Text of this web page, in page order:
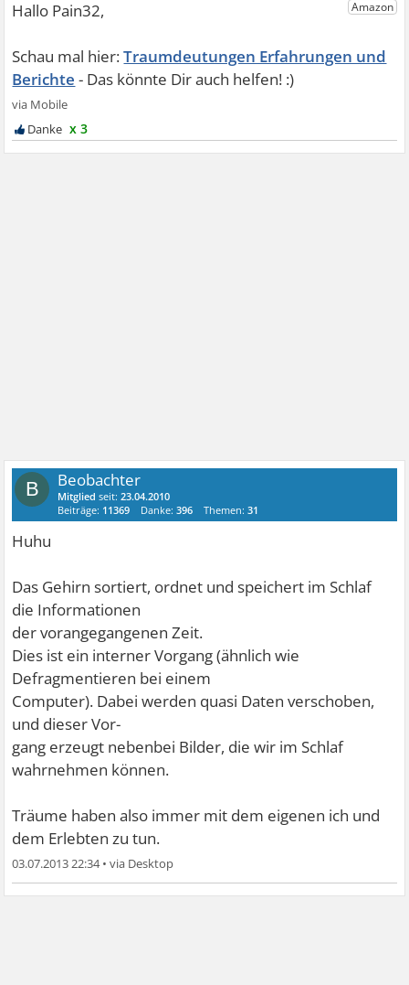
Traumdeutungen Erfahrungen und
Berichte
x 3
B Beobachter
Mitglied seit:23.04.2010
Beiträge: 11369 Danke:396 Themen:31
Huhu
Das Gehirn sortiert, ordnet und speichert im Schlaf
die Informationen
der vorangegangenen Zeit.
Dies ist ein interner Vorgang (ähnlich wie
Defragmentieren bei einem
Computer). Dabei werden quasi Daten verschoben,
und dieser Vor-
gang erzeugt nebenbei Bilder, die wir im Schlaf
wahrnehmen können.
Träume haben also immer mit dem eigenen ich und
dem Erlebten zu tun.
03.07.2013 22:34•